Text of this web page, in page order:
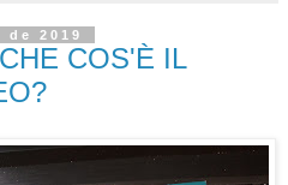
2019
COS'È IL